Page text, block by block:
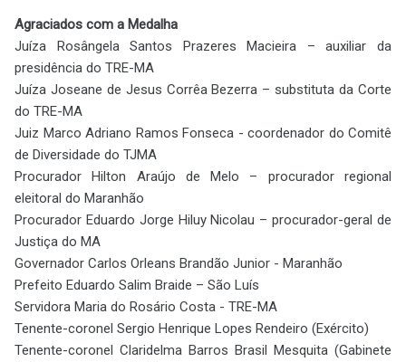
Agraciados com a Medalha
Juíza Rosângela Santos Prazeres Macieira – auxiliar da
presidência do TRE-MA
Juíza Joseane de Jesus Corrêa Bezerra – substituta da Corte
do TRE-MA
Juiz Marco Adriano Ramos Fonseca - coordenador do Comitê
de Diversidade do TJMA
Procurador Hilton Araújo de Melo – procurador regional
eleitoral do Maranhão
Procurador Eduardo Jorge Hiluy Nicolau – procurador-geral de
Justiça do MA
Governador Carlos Orleans Brandão Junior - Maranhão
Prefeito Eduardo Salim Braide – São Luís
Servidora Maria do Rosário Costa - TRE-MA
Tenente-coronel Sergio Henrique Lopes Rendeiro (Exército)
Tenente-coronel Claridelma Barros Brasil Mesquita (Gabinete